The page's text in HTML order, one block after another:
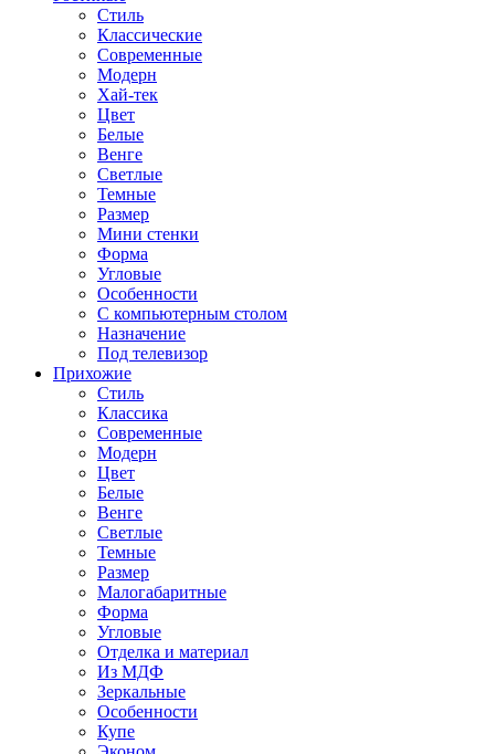
Стиль
Классические
Современные
Модерн
Хай-тек
Цвет
Белые
Венге
Светлые
Темные
Размер
Мини стенки
Форма
Угловые
Особенности
С компьютерным столом
Назначение
Под телевизор
Прихожие
Стиль
Классика
Современные
Модерн
Цвет
Белые
Венге
Светлые
Темные
Размер
Малогабаритные
Форма
Угловые
Отделка и материал
Из МДФ
Зеркальные
Особенности
Купе